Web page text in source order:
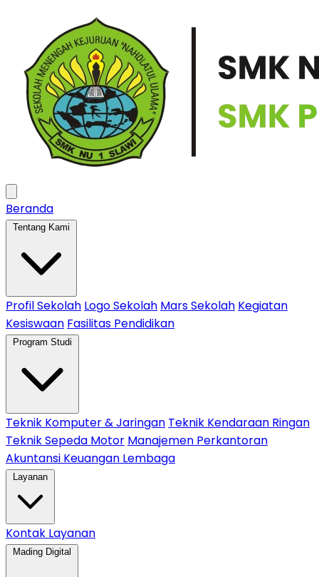
Beranda
Tentang Kami
Profil Sekolah Logo Sekolah Mars Sekolah Kegiatan
Kesiswaan Fasilitas Pendidikan
Program Studi
Teknik Komputer & Jaringan Teknik Kendaraan Ringan
Teknik Sepeda Motor Manajemen Perkantoran
Akuntansi Keuangan Lembaga
Layanan
Kontak Layanan
Mading Digital